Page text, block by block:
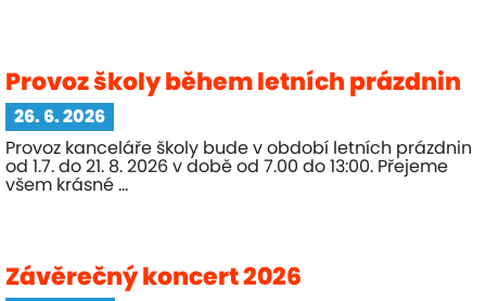
Provoz školy během letních prázdnin
26. 6. 2026
Provoz kanceláře školy bude v období letních prázdnin
od 1.7. do 21. 8. 2026 v době od 7.00 do 13:00. Přejeme
všem krásné ...
Závěrečný koncert 2026